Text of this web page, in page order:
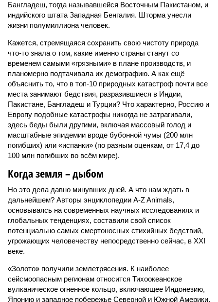
Бангладеш, тогда называвшейся Восточным Пакистаном, и
индийского штата Западная Бенгалия. Шторма унесли
жизни полумиллиона человек.
Кажется, стремящаяся сохранить свою чистоту природа
что-то знала о том, какие именно страны станут со
временем самыми «грязными» в плане производств, и
планомерно подтачивала их демографию. А как ещё
объяснить то, что в топ-10 природных катастроф почти все
места занимают бедствия, разразившиеся в Индии,
Пакистане, Бангладеш и Турции? Что характерно, Россию и
Европу подобные катастрофы никогда не затрагивали,
здесь беды были другими, включая массовый голод и
масштабные эпидемии вроде бубонной чумы (200 млн
погибших) или «испанки» (по разным оценкам, от 17,4 до
100 млн погибших во всём мире).
Когда земля – дыбом
Но это дела давно минувших дней. А что нам ждать в
дальнейшем? Авторы энциклопедии A-Z Animals,
основываясь на современных научных исследованиях и
глобальных тенденциях, составили свой список
потенциально самых смертоносных стихийных бедствий,
угрожающих человечеству непосредственно сейчас, в XXI
веке.
«Золото» получили землетрясения. К наиболее
сейсмоопасным регионам относится Тихоокеанское
вулканическое огненное кольцо, включающее Индонезию,
Японию и западное побережье Северной и Южной Америки.